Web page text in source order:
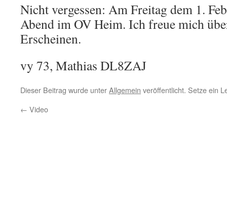
Nicht vergessen: Am Freitag dem 1.
Abend im OV Heim. Ich freue mich
Erscheinen.
vy 73, Mathias DL8ZAJ
Dieser Beitrag wurde unterAllgemein veröffentlicht. Setze ein
← Video